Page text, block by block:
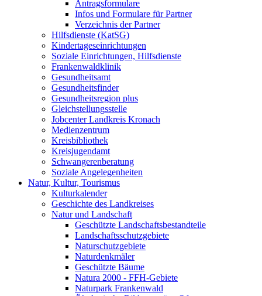
Antragsformulare
Infos und Formulare für Partner
Verzeichnis der Partner
Hilfsdienste (KatSG)
Kindertageseinrichtungen
Soziale Einrichtungen, Hilfsdienste
Frankenwaldklinik
Gesundheitsamt
Gesundheitsfinder
Gesundheitsregion plus
Gleichstellungsstelle
Jobcenter Landkreis Kronach
Medienzentrum
Kreisbibliothek
Kreisjugendamt
Schwangerenberatung
Soziale Angelegenheiten
Natur, Kultur, Tourismus
Kulturkalender
Geschichte des Landkreises
Natur und Landschaft
Geschützte Landschaftsbestandteile
Landschaftsschutzgebiete
Naturschutzgebiete
Naturdenkmäler
Geschützte Bäume
Natura 2000 - FFH-Gebiete
Naturpark Frankenwald